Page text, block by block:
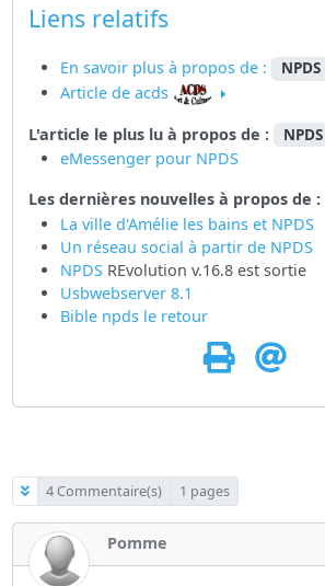
Liens relatifs
En savoir plus à propos de : NPDS
Article de acds
L'article le plus lu à propos de :
NPDS
eMessenger pour NPDS
Les dernières nouvelles à propos de :
La ville d'Amélie les bains et NPDS
Un réseau social à partir de NPDS
NPDSREvolution v.16.8 est sortie
Usbwebserver 8.1
Bible npds le retour
4 Commentaire(s) 1 pages
Pomme